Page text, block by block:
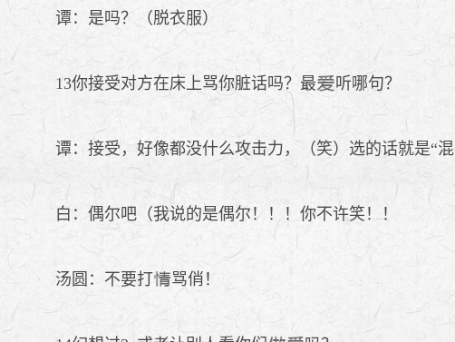
谭：是吗？（脱衣服）
13你接受对方在床上骂你脏话吗？最 听哪句？
谭：接受，好像都没什么攻击力，（笑）选的话就是“混
白：偶尔吧（我说的是偶尔！！！你不许笑！！
汤圆：不要打 骂俏！